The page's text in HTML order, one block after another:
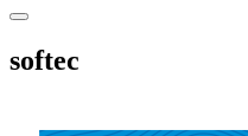
Toggle
softec